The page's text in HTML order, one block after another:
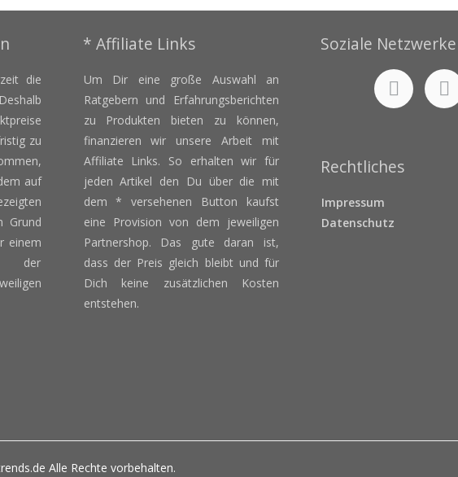
die
zu
auf
Grund
einem
der
* Affiliate Links
Um Dir eine große Auswahl an
Ratgebern und Erfahrungsberichten
zu Produkten bieten zu können,
finanzieren wir unsere Arbeit mit
Affiliate Links. So erhalten wir für
jeden Artikel den Du über die mit
dem * versehenen Button kaufst
eine Provision von dem jeweiligen
Partnershop. Das gute daran ist,
dass der Preis gleich bleibt und für
Dich keine zusätzlichen Kosten
entstehen.
Soziale Netzwerke
Rechtliches
Impressum
Datenschutz
Alle Rechte vorbehalten.